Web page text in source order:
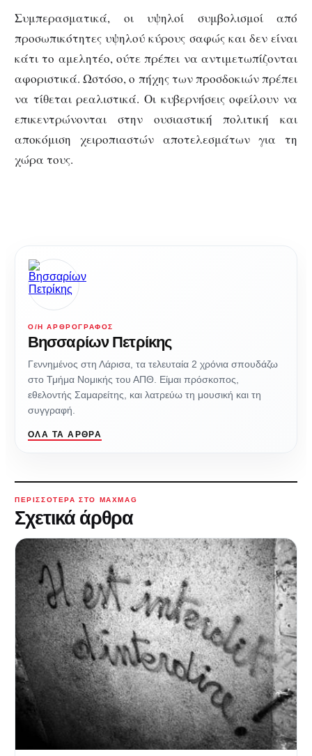
Συμπερασματικά, οι υψηλοί συμβολισμοί από
προσωπικότητες υψηλού κύρους σαφώς και δεν είναι
κάτι το αμελητέο, ούτε πρέπει να αντιμετωπίζονται
αφοριστικά. Ωστόσο, ο πήχης των προσδοκιών πρέπει
να τίθεται ρεαλιστικά. Οι κυβερνήσεις οφείλουν να
επικεντρώνονται στην ουσιαστική πολιτική και
αποκόμιση χειροπιαστών αποτελεσμάτων για τη
χώρα τους.
Ο/Η ΑΡΘΡΟΓΡΆΦΟΣ
Βησσαρίων Πετρίκης
Γεννημένος στη Λάρισα, τα τελευταία 2 χρόνια σπουδάζω
στο Τμήμα Νομικής του ΑΠΘ. Είμαι πρόσκοπος,
εθελοντής Σαμαρείτης, και λατρεύω τη μουσική και τη
συγγραφή.
ΌΛΑ ΤΑ ΆΡΘΡΑ
ΠΕΡΙΣΣΌΤΕΡΑ ΣΤΟ MAXMAG
Σχετικά άρθρα